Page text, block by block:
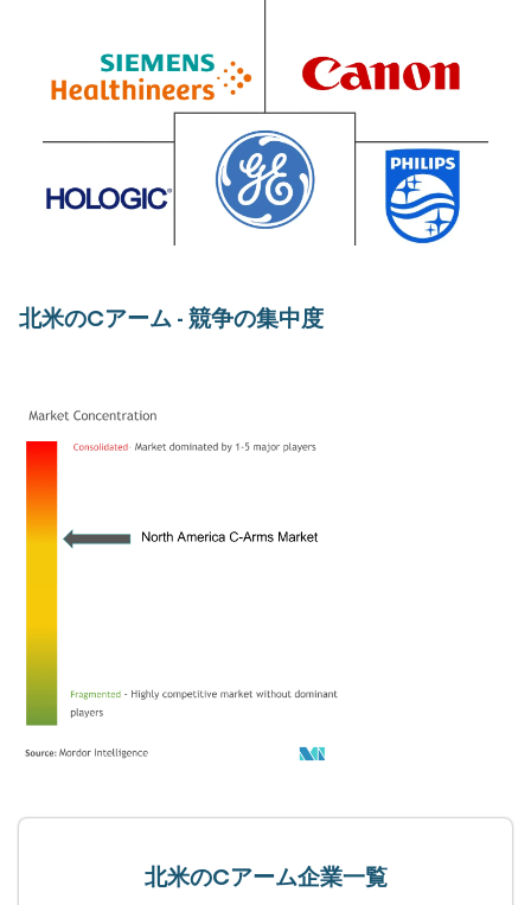
北米のCアーム - 競争の集中度
北米のCアーム企業一覧